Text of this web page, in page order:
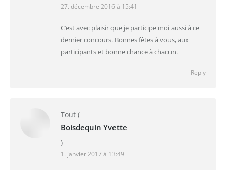
27. décembre 2016 à 15:41
C’est avec plaisir que je participe moi aussi à ce
dernier concours. Bonnes fêtes à vous, aux
participants et bonne chance à chacun.
Reply
Tout (
Boisdequin Yvette
)
1. janvier 2017 à 13:49